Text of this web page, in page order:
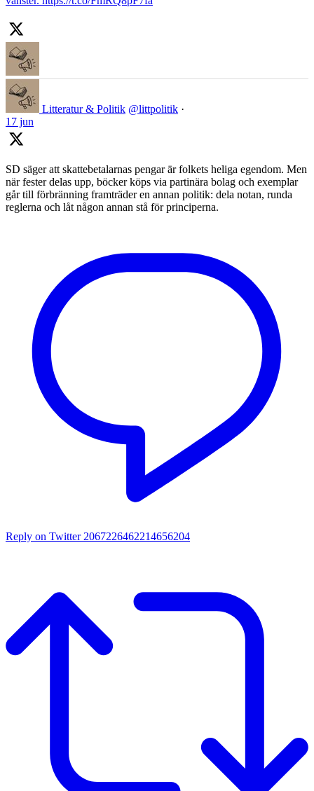
Litteratur & Politik @littpolitik ·
17 jun
SD säger att skattebetalarnas pengar är folkets heliga egendom. Men
när fester delas upp, böcker köps via partinära bolag och exemplar
går till förbränning framträder en annan politik: dela notan, runda
reglerna och låt någon annan stå för principerna.
Reply on Twitter 2067226462214656204